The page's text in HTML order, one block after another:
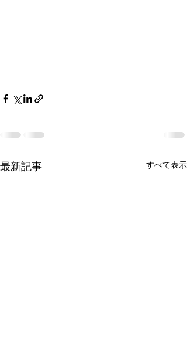
最新記事 すべて表示